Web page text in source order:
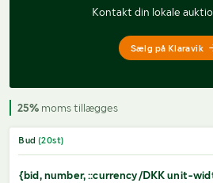
Kontakt din lokale
Sælg på Klaravik
25% moms tillægges
Bud (20st)
{bid, number, ::currency/DKK unit-